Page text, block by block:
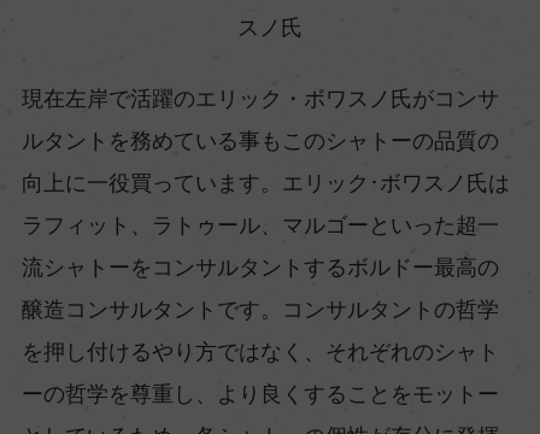
スノ氏
現在左岸で活躍のエリック・ボワスノ氏がコンサ
ルタントを務めている事もこのシャトーの品質の
向上に一役買っています。エリック･ボワスノ氏は
ラフィット、ラトゥール、マルゴーといった超一
流シャトーをコンサルタントするボルドー最高の
醸造コンサルタントです。コンサルタントの哲学
を押し付けるやり方ではなく、それぞれのシャト
ーの哲学を尊重し、より良くすることをモットー